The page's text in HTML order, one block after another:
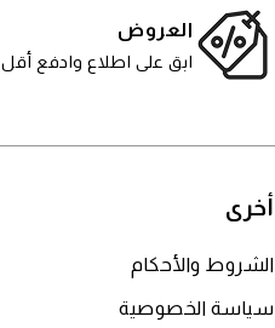
العروض
ابق على اطلاع وادفع أقل
أخرى
الشروط والأحكام
سياسة الخصوصية